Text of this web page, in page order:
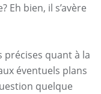
Eh bien, il s’avère
précises quant à la
éventuels plans
quelque